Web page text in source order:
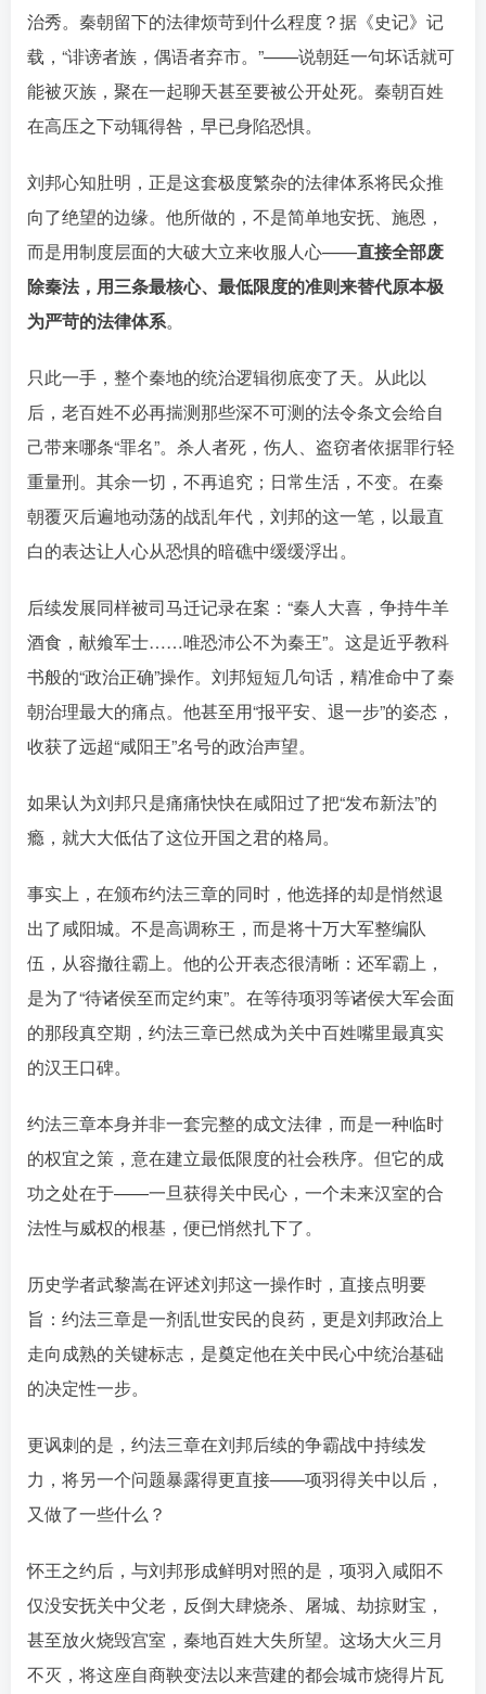
治秀。秦朝留下的法律烦苛到什么程度？据《史记》记
载，“诽谤者族，偶语者弃市。”——说朝廷一句坏话就可
能被灭族，聚在一起聊天甚至要被公开处死。秦朝百姓
在高压之下动辄得咎，早已身陷恐惧。󠄹󠅀󠄪󠄢󠄡󠄦󠄞󠄧󠄣󠄞󠄢󠄡󠄦󠄞󠄢󠄣󠄩󠅬󠅅󠅃󠄵󠅂󠄪󠅗󠅥󠅕󠅣󠅤󠅬󠅄󠄹󠄽󠄵󠄪󠄢󠄠󠄢󠄦󠄝󠄠󠄨󠄝󠄠󠄧󠄐󠄠󠄦󠄪󠄢󠄤󠄪󠄣󠄤󠅬󠅨󠅙󠅑󠅟󠅗󠅒󠄞󠅓󠅟󠅝󠄐󠇕󠆠󠅿󠇖󠆄󠆩󠇕󠅿󠆈󠇗󠆭󠆁󠄐󠇗󠅹󠅸󠇖󠆍󠅳󠇖󠅹󠅰󠇖󠆌󠅹
刘邦心知肚明，正是这套极度繁杂的法律体系将民众推
向了绝望的边缘。他所做的，不是简单地安抚、施恩，
而是用制度层面的大破大立来收服人心——󠄹󠅀󠄪󠄢󠄡󠄦󠄞󠄧󠄣󠄞󠄢󠄡󠄦󠄞󠄢󠄣󠄩󠅬󠅅󠅃󠄵󠅂󠄪󠅗󠅥󠅕󠅣󠅤󠅬󠅄󠄹󠄽󠄵󠄪󠄢󠄠󠄢󠄦󠄝󠄠󠄨󠄝󠄠󠄧󠄐󠄠󠄦󠄪󠄢󠄤󠄪󠄣󠄤󠅬󠅨󠅙󠅑󠅟󠅗󠅒󠄞󠅓󠅟󠅝󠄐󠇕󠆠󠅿󠇖󠆄󠆩󠇕󠅿󠆈󠇗󠆭󠆁󠄐󠇗󠅹󠅸󠇖󠆍󠅳󠇖󠅹󠅰󠇖󠆌󠅹直接全部废
除秦法，用三条最核心、最低限度的准则来替代原本极
为严苛的法律体系󠄹󠅀󠄪󠄢󠄡󠄦󠄞󠄧󠄣󠄞󠄢󠄡󠄦󠄞󠄢󠄣󠄩󠅬󠅅󠅃󠄵󠅂󠄪󠅗󠅥󠅕󠅣󠅤󠅬󠅄󠄹󠄽󠄵󠄪󠄢󠄠󠄢󠄦󠄝󠄠󠄨󠄝󠄠󠄧󠄐󠄠󠄦󠄪󠄢󠄤󠄪󠄣󠄤󠅬󠅨󠅙󠅑󠅟󠅗󠅒󠄞󠅓󠅟󠅝󠄐󠇕󠆠󠅿󠇖󠆄󠆩󠇕󠅿󠆈󠇗󠆭󠆁󠄐󠇗󠅹󠅸󠇖󠆍󠅳󠇖󠅹󠅰󠇖󠆌󠅹。
只此一手，整个秦地的统治逻辑彻底变了天。从此以
后，老百姓不必再揣测那些深不可测的法令条文会给自
己带来哪条“罪名”。杀人者死，伤人、盗窃者依据罪行轻
重量刑。其余一切，不再追究；日常生活，不变。在秦
朝覆灭后遍地动荡的战乱年代，刘邦的这一笔，以最直
白的表达让人心从恐惧的暗礁中缓缓浮出󠄹󠅀󠄪󠄢󠄡󠄦󠄞󠄧󠄣󠄞󠄢󠄡󠄦󠄞󠄢󠄣󠄩󠅬󠅅󠅃󠄵󠅂󠄪󠅗󠅥󠅕󠅣󠅤󠅬󠅄󠄹󠄽󠄵󠄪󠄢󠄠󠄢󠄦󠄝󠄠󠄨󠄝󠄠󠄧󠄐󠄠󠄦󠄪󠄢󠄤󠄪󠄣󠄤󠅬󠅨󠅙󠅑󠅟󠅗󠅒󠄞󠅓󠅟󠅝󠄐󠇕󠆠󠅿󠇖󠆄󠆩󠇕󠅿󠆈󠇗󠆭󠆁󠄐󠇗󠅹󠅸󠇖󠆍󠅳󠇖󠅹󠅰󠇖󠆌󠅹。
后续发展同样被司马迁记录在案：“秦人大喜，争持牛羊
酒食，献飨军士……唯恐沛公不为秦王”󠄹󠅀󠄪󠄢󠄡󠄦󠄞󠄧󠄣󠄞󠄢󠄡󠄦󠄞󠄢󠄣󠄩󠅬󠅅󠅃󠄵󠅂󠄪󠅗󠅥󠅕󠅣󠅤󠅬󠅄󠄹󠄽󠄵󠄪󠄢󠄠󠄢󠄦󠄝󠄠󠄨󠄝󠄠󠄧󠄐󠄠󠄦󠄪󠄢󠄤󠄪󠄣󠄤󠅬󠅨󠅙󠅑󠅟󠅗󠅒󠄞󠅓󠅟󠅝󠄐󠇕󠆠󠅿󠇖󠆄󠆩󠇕󠅿󠆈󠇗󠆭󠆁󠄐󠇗󠅹󠅸󠇖󠆍󠅳󠇖󠅹󠅰󠇖󠆌󠅹。这是近乎教科
书般的“政治正确”操作。刘邦短短几句话，精准命中了秦
朝治理最大的痛点。他甚至用“报平安、退一步”的姿态，
收获了远超“咸阳王”名号的政治声望。󠄹󠅀󠄪󠄢󠄡󠄦󠄞󠄧󠄣󠄞󠄢󠄡󠄦󠄞󠄢󠄣󠄩󠅬󠅅󠅃󠄵󠅂󠄪󠅗󠅥󠅕󠅣󠅤󠅬󠅄󠄹󠄽󠄵󠄪󠄢󠄠󠄢󠄦󠄝󠄠󠄨󠄝󠄠󠄧󠄐󠄠󠄦󠄪󠄢󠄤󠄪󠄣󠄤󠅬󠅨󠅙󠅑󠅟󠅗󠅒󠄞󠅓󠅟󠅝󠄐󠇕󠆠󠅿󠇖󠆄󠆩󠇕󠅿󠆈󠇗󠆭󠆁󠄐󠇗󠅹󠅸󠇖󠆍󠅳󠇖󠅹󠅰󠇖󠆌󠅹
如果认为刘邦只是痛痛快快在咸阳过了把“发布新法”的
瘾，就大大低估了这位开国之君的格局。󠄹󠅀󠄪󠄢󠄡󠄦󠄞󠄧󠄣󠄞󠄢󠄡󠄦󠄞󠄢󠄣󠄩󠅬󠅅󠅃󠄵󠅂󠄪󠅗󠅥󠅕󠅣󠅤󠅬󠅄󠄹󠄽󠄵󠄪󠄢󠄠󠄢󠄦󠄝󠄠󠄨󠄝󠄠󠄧󠄐󠄠󠄦󠄪󠄢󠄤󠄪󠄣󠄤󠅬󠅨󠅙󠅑󠅟󠅗󠅒󠄞󠅓󠅟󠅝󠄐󠇕󠆠󠅿󠇖󠆄󠆩󠇕󠅿󠆈󠇗󠆭󠆁󠄐󠇗󠅹󠅸󠇖󠆍󠅳󠇖󠅹󠅰󠇖󠆌󠅹
事实上，在颁布约法三章的同时，他选择的却是悄然退
出了咸阳城。不是高调称王，而是将十万大军整编队
伍，从容撤往霸上。他的公开表态很清晰：还军霸上，
是为了“待诸侯至而定约束”󠄹󠅀󠄪󠄢󠄡󠄦󠄞󠄧󠄣󠄞󠄢󠄡󠄦󠄞󠄢󠄣󠄩󠅬󠅅󠅃󠄵󠅂󠄪󠅗󠅥󠅕󠅣󠅤󠅬󠅄󠄹󠄽󠄵󠄪󠄢󠄠󠄢󠄦󠄝󠄠󠄨󠄝󠄠󠄧󠄐󠄠󠄦󠄪󠄢󠄤󠄪󠄣󠄤󠅬󠅨󠅙󠅑󠅟󠅗󠅒󠄞󠅓󠅟󠅝󠄐󠇕󠆠󠅿󠇖󠆄󠆩󠇕󠅿󠆈󠇗󠆭󠆁󠄐󠇗󠅹󠅸󠇖󠆍󠅳󠇖󠅹󠅰󠇖󠆌󠅹。在等待项羽等诸侯大军会面
的那段真空期，约法三章已然成为关中百姓嘴里最真实
的汉王口碑。󠄹󠅀󠄪󠄢󠄡󠄦󠄞󠄧󠄣󠄞󠄢󠄡󠄦󠄞󠄢󠄣󠄩󠅬󠅅󠅃󠄵󠅂󠄪󠅗󠅥󠅕󠅣󠅤󠅬󠅄󠄹󠄽󠄵󠄪󠄢󠄠󠄢󠄦󠄝󠄠󠄨󠄝󠄠󠄧󠄐󠄠󠄦󠄪󠄢󠄤󠄪󠄣󠄤󠅬󠅨󠅙󠅑󠅟󠅗󠅒󠄞󠅓󠅟󠅝󠄐󠇕󠆠󠅿󠇖󠆄󠆩󠇕󠅿󠆈󠇗󠆭󠆁󠄐󠇗󠅹󠅸󠇖󠆍󠅳󠇖󠅹󠅰󠇖󠆌󠅹
约法三章本身并非一套完整的成文法律，而是一种临时
的权宜之策，意在建立最低限度的社会秩序。但它的成
功之处在于——一旦获得关中民心，一个未来汉室的合
法性与威权的根基，便已悄然扎下了。󠄹󠅀󠄪󠄢󠄡󠄦󠄞󠄧󠄣󠄞󠄢󠄡󠄦󠄞󠄢󠄣󠄩󠅬󠅅󠅃󠄵󠅂󠄪󠅗󠅥󠅕󠅣󠅤󠅬󠅄󠄹󠄽󠄵󠄪󠄢󠄠󠄢󠄦󠄝󠄠󠄨󠄝󠄠󠄧󠄐󠄠󠄦󠄪󠄢󠄤󠄪󠄣󠄤󠅬󠅨󠅙󠅑󠅟󠅗󠅒󠄞󠅓󠅟󠅝󠄐󠇕󠆠󠅿󠇖󠆄󠆩󠇕󠅿󠆈󠇗󠆭󠆁󠄐󠇗󠅹󠅸󠇖󠆍󠅳󠇖󠅹󠅰󠇖󠆌󠅹
历史学者武黎嵩在评述刘邦这一操作时，直接点明要
旨：约法三章是一剂乱世安民的良药，更是刘邦政治上
走向成熟的关键标志，是奠定他在关中民心中统治基础
的决定性一步。󠄹󠅀󠄪󠄢󠄡󠄦󠄞󠄧󠄣󠄞󠄢󠄡󠄦󠄞󠄢󠄣󠄩󠅬󠅅󠅃󠄵󠅂󠄪󠅗󠅥󠅕󠅣󠅤󠅬󠅄󠄹󠄽󠄵󠄪󠄢󠄠󠄢󠄦󠄝󠄠󠄨󠄝󠄠󠄧󠄐󠄠󠄦󠄪󠄢󠄤󠄪󠄣󠄤󠅬󠅨󠅙󠅑󠅟󠅗󠅒󠄞󠅓󠅟󠅝󠄐󠇕󠆠󠅿󠇖󠆄󠆩󠇕󠅿󠆈󠇗󠆭󠆁󠄐󠇗󠅹󠅸󠇖󠆍󠅳󠇖󠅹󠅰󠇖󠆌󠅹
更讽刺的是，约法三章在刘邦后续的争霸战中持续发
力，将另一个问题暴露得更直接——项羽得关中以后，
又做了一些什么？󠄹󠅀󠄪󠄢󠄡󠄦󠄞󠄧󠄣󠄞󠄢󠄡󠄦󠄞󠄢󠄣󠄩󠅬󠅅󠅃󠄵󠅂󠄪󠅗󠅥󠅕󠅣󠅤󠅬󠅄󠄹󠄽󠄵󠄪󠄢󠄠󠄢󠄦󠄝󠄠󠄨󠄝󠄠󠄧󠄐󠄠󠄦󠄪󠄢󠄤󠄪󠄣󠄤󠅬󠅨󠅙󠅑󠅟󠅗󠅒󠄞󠅓󠅟󠅝󠄐󠇕󠆠󠅿󠇖󠆄󠆩󠇕󠅿󠆈󠇗󠆭󠆁󠄐󠇗󠅹󠅸󠇖󠆍󠅳󠇖󠅹󠅰󠇖󠆌󠅹
怀王之约后，与刘邦形成鲜明对照的是，项羽入咸阳不
仅没安抚关中父老，反倒大肆烧杀、屠城、劫掠财宝，
甚至放火烧毁宫室，秦地百姓大失所望󠄹󠅀󠄪󠄢󠄡󠄦󠄞󠄧󠄣󠄞󠄢󠄡󠄦󠄞󠄢󠄣󠄩󠅬󠅅󠅃󠄵󠅂󠄪󠅗󠅥󠅕󠅣󠅤󠅬󠅄󠄹󠄽󠄵󠄪󠄢󠄠󠄢󠄦󠄝󠄠󠄨󠄝󠄠󠄧󠄐󠄠󠄦󠄪󠄢󠄤󠄪󠄣󠄤󠅬󠅨󠅙󠅑󠅟󠅗󠅒󠄞󠅓󠅟󠅝󠄐󠇕󠆠󠅿󠇖󠆄󠆩󠇕󠅿󠆈󠇗󠆭󠆁󠄐󠇗󠅹󠅸󠇖󠆍󠅳󠇖󠅹󠅰󠇖󠆌󠅹。这场大火三月
不灭，将这座自商鞅变法以来营建的都会城市烧得片瓦